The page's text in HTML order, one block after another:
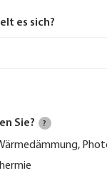
es sich?
Sie? ?